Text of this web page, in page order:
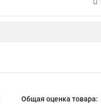
Общая оценка товара: